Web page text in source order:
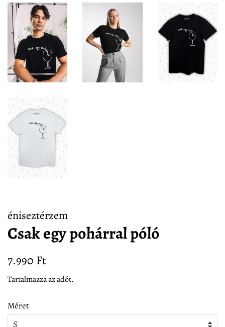
éniseztérzem
Csak egy pohárral póló
Normál
7.990 Ft
Tartalmazza az adót.
Méret